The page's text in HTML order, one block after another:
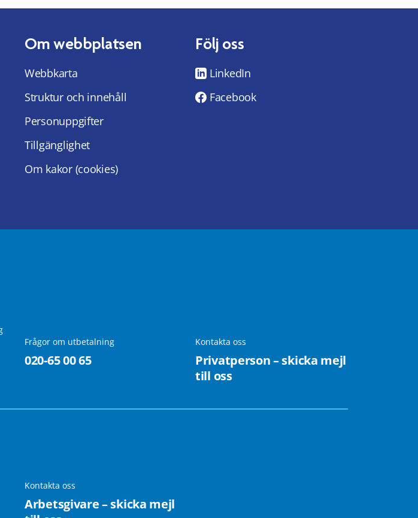
Om webbplatsen
Webbkarta
Struktur och innehåll
Personuppgifter
Tillgänglighet
Om kakor (cookies)
Följ oss
LinkedIn
Facebook
Frågor om utbetalning
020-65 00 65
Kontakta oss
Privatperson – skicka mejl
till oss
Kontakta oss
Arbetsgivare – skicka mejl